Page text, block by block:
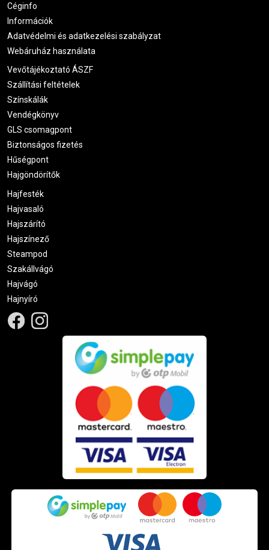
Céginfo
Információk
Adatvédelmi és adatkezelési szabályzat
Webáruház használata
Vevőtájékoztató ÁSZF
Szállítási feltételek
Színskálák
Vendégkönyv
GLS csomagpont
Biztonságos fizetés
Hűségpont
Hajgöndörítők
Hajfesték
Hajvasaló
Hajszárító
Hajszínező
Steampod
Szakállvágó
Hajvágó
Hajnyíró